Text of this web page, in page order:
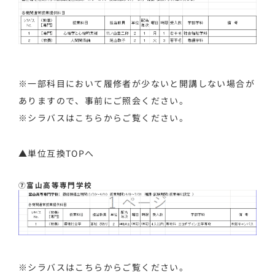
※一部科目において履修者が少ないと開講しない場合が
ありますので、事前にご照会ください。
※シラバスは こちら からご覧ください。
▲単位互換TOPへ
⑦富山高等専門学校
※シラバスは こちら からご覧ください。